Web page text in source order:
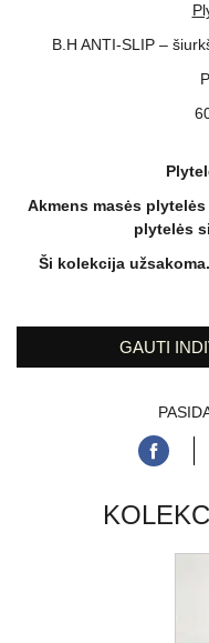
B.H ANTI-SLIP –
Akmens masės
plytelės
Ši kolekcija
GAUTI